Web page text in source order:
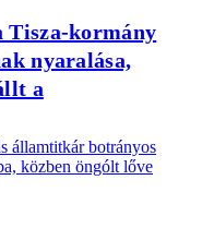
Tisza-kormány
nyaralása,
a
államtitkár botrányos
közben öngólt lőve